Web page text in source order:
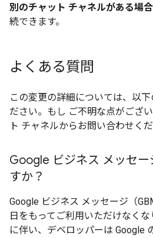
別のチャット チャネルがある場合
続できます。
よくある質問
この変更の詳細については、以
ださい。もし ご不明な点がござ
ト チャネルからお問い合わせくだ
Google ビジネス メッセ
すか？
Google ビジネス メッセージ（
日をもってご利用いただけなく
に伴い、デベロッパーは Google